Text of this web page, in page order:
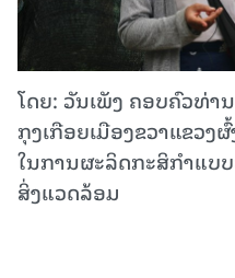
ໂດຍ: ວັນເພັງ ຄອບຄົວທ່າ
ກຸງເກືອຍເມືອງຂວາແຂວ
ໃນການຜະລິດກະສິກໍາແບ
ສິ່ງແວດລ້ອມ